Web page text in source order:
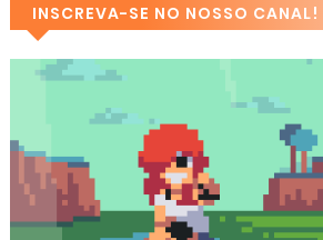
INSCREVA-SE NO NOSSO CANAL!